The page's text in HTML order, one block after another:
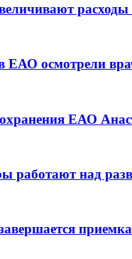
ЕАО осмотрели
ЕАО
работают над